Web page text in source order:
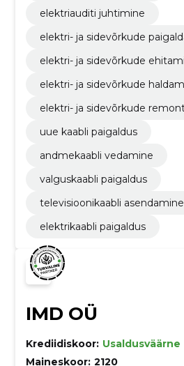
elektriauditi juhtimine
elektri- ja sidevõrkude
elektri- ja sidevõrkude
elektri- ja sidevõrkude
elektri- ja sidevõrkude
uue kaabli paigaldus
andmekaabli vedamine
valguskaabli paigaldus
televisioonikaabli asendamine
elektrikaabli paigaldus
IMD OÜ
Krediidiskoor: Usaldusväärne
Maineskoor: 2120